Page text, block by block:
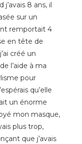
8 ans, il
sur un
remportait 4
en tête de
créé un
l’aide à ma
pour
qu’elle
un énorme
mon masque,
plus trop,
que j’avais